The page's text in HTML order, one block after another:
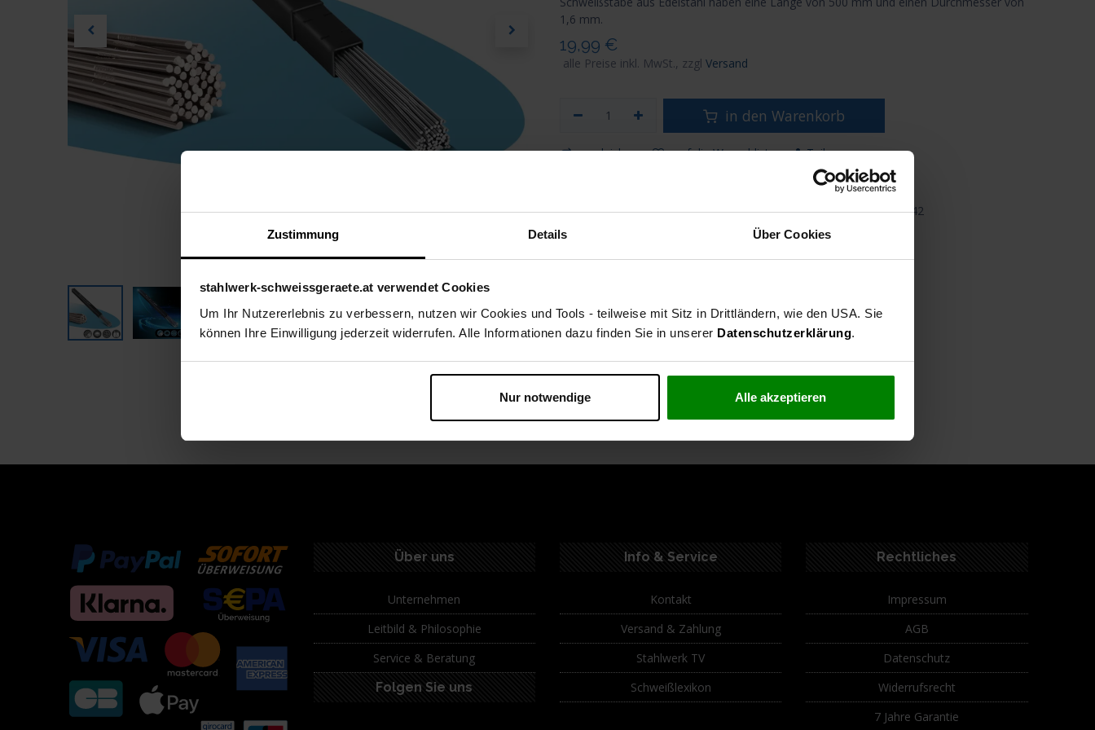
Zustimmung Details Über Cookies
stahlwerk-schweissgeraete.at verwendet Cookies
Um Ihr Nutzererlebnis zu verbessern, nutzen wir Cookies und Tools - teilweise mit Sitz in Drittländern, wie den USA. Sie
können Ihre Einwilligung jederzeit widerrufen. Alle Informationen dazu finden Sie in unserer Datenschutzerklärung.
Nur notwendige Alle akzeptieren
1,6 mm.
19,99 €
alle Preise inkl. MwSt., zzgl Versand
in den Warenkorb
vergleichen auf die Wunschliste Teilen
5642
Spezifikationen Technische Daten Lieferumfang
Über uns
Unternehmen
Leitbild & Philosophie
Service & Beratung
Folgen Sie uns
Info & Service
Kontakt
Versand & Zahlung
Stahlwerk TV
Schweißlexikon
Rechtliches
Impressum
AGB
Datenschutz
Widerrufsrecht
7 Jahre Garantie